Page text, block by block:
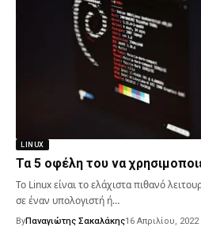
LINUX
Τα 5 οφέλη του να
Το Linux είναι το ελάχιστα πιθανό
σε έναν υπολογιστή ή…
ByΠαναγιώτης Σακαλάκης16 Απριλίου, 2022